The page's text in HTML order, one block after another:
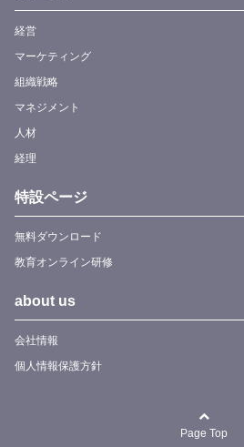
経営
マーケティング
組織戦略
マネジメント
人材
経理
特設ページ
無料ダウンロード
教育オンライン研修
about us
会社情報
個人情報保護方針
Page Top